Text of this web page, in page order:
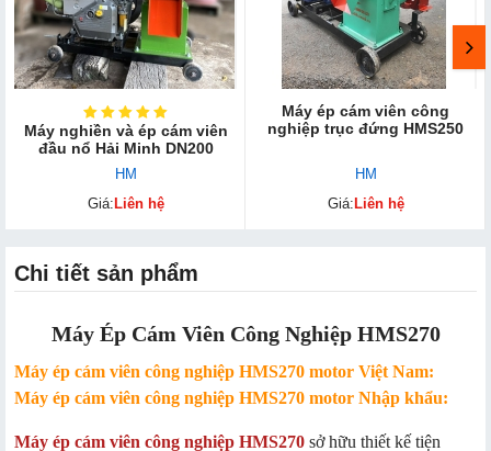
Máy nghiền và ép cám viên
đầu nổ Hải Minh DN200
HM
Giá:Liên hệ
Máy ép cám viên công
nghiệp trục đứng HMS250
HM
Giá:Liên hệ
Chi tiết sản phẩm
Máy Ép Cám Viên Công Nghiệp HMS270
Máy ép cám viên công nghiệp HMS270 motor Việt Nam:
Máy ép cám viên công nghiệp HMS270 motor Nhập khẩu:
Máy ép cám viên công nghiệp HMS270 sở hữu thiết kế tiện